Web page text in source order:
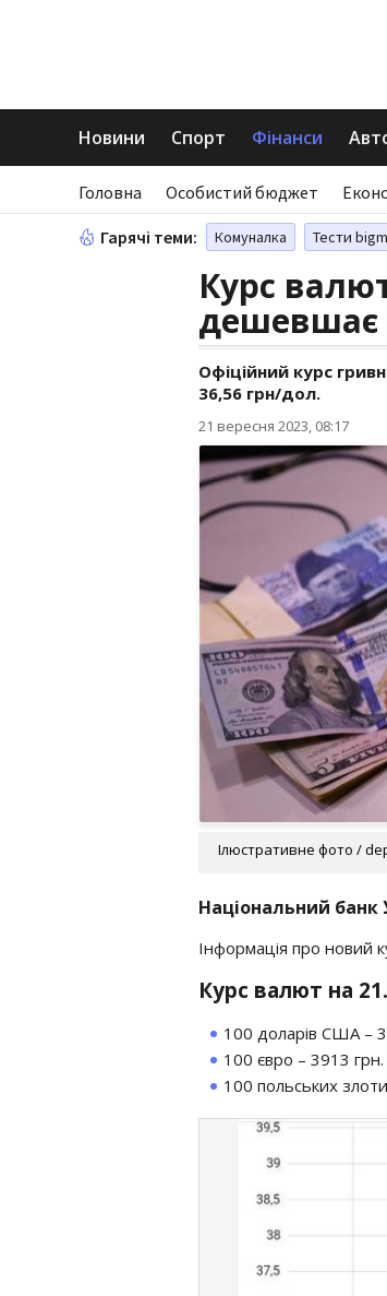
Новини Спорт Фінанси
Головна Особистий бюджет
Гарячі теми: Комуналка Тести
Курс
дешевшає
Офіційний курс
36,56 грн/дол.
21 вересня 2023, 08:17
Ілюстративне фото /
Національний банк
Інформація про новий
Курс валют на
100 доларів США –
100 євро – 3913
100 польських